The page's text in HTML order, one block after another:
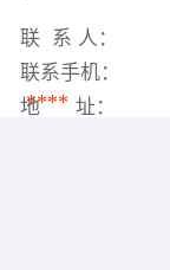
联 系 人：
联系手机：
****
地 址：